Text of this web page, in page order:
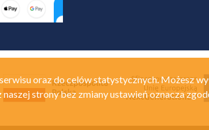
oraz do celów statystycznych. Możesz
strony bez zmiany ustawień oznacza